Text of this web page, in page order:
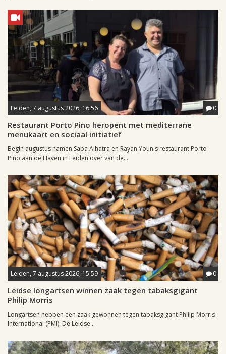
Leiden, 7 augustus 2026, 16:56 0
Restaurant Porto Pino heropent met mediterrane
menukaart en sociaal initiatief
Begin augustus namen Saba Alhatra en Rayan Younis restaurant Porto
Pino aan de Haven in Leiden over van de...
Leiden, 7 augustus 2026, 15:59 0
Leidse longartsen winnen zaak tegen tabaksgigant
Philip Morris
Longartsen hebben een zaak gewonnen tegen tabaksgigant Philip Morris
International (PMI). De Leidse...